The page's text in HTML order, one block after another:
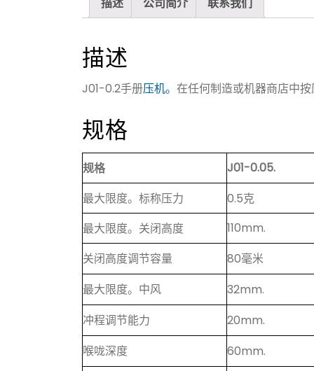
描述 公司简介 联系我们
描述
J01-0.2手册压机。 在任何制造或机器商店中
规格
规格
J01-0.05.
最大限度。标称压力
0.5克
最大限度。关闭高度
110mm.
关闭高度调节容量
80毫米
最大限度。中风
32mm.
冲程调节能力
20mm.
喉咙深度
60mm.